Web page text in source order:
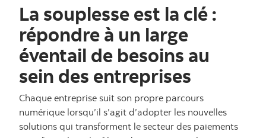
La souplesse est la clé :
répondre à un large
éventail de besoins au
sein des entreprises
Chaque entreprise suit son propre parcours
numérique lorsqu’il s’agit d’adopter les nouvelles
solutions qui transforment le secteur des paiements